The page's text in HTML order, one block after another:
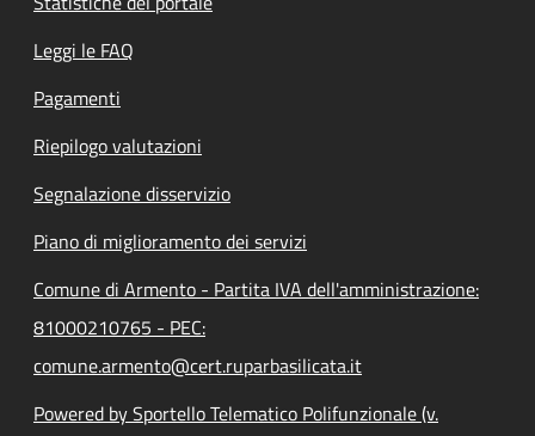
Leggi le FAQ
Pagamenti
Riepilogo valutazioni
Segnalazione disservizio
Piano di miglioramento dei servizi
Comune di Armento - Partita IVA dell'amministrazione:
81000210765 - PEC:
comune.armento@cert.ruparbasilicata.it
Powered by Sportello Telematico Polifunzionale (v.